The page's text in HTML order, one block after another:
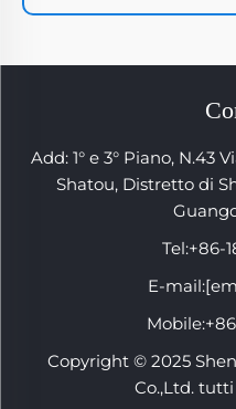
Add: 1° e 3° Piano, N.43
Shatou, Distretto di
Tel:+86-
E-mail:
Mobile:
Copyright © 2025
Co.,Ltd.